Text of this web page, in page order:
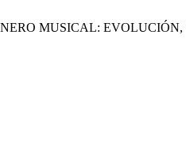
MUSICAL: